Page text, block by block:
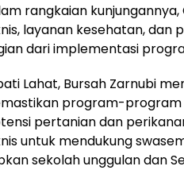
rangkaian
layanan kesehatan, dan
dari implementasi
Lahat, Bursah Zarnubi
program-program
pertanian dan
untuk mendukung
sekolah unggulan dan